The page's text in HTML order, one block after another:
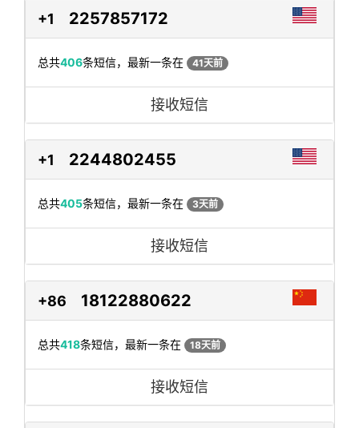
+1 2257857172
总共406条短信，最新一条在 41天前
接收短信
+1 2244802455
总共405条短信，最新一条在 3天前
接收短信
+86 18122880622
总共418条短信，最新一条在 18天前
接收短信